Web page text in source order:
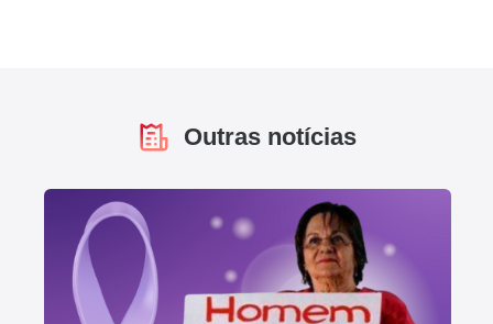
Outras notícias